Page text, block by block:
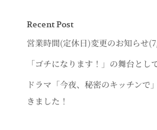
Recent Post
営業時間(定休日)変更のお知らせ
「ゴチになります！」の舞台とし
ドラマ「今夜、秘密のキッチンで
きました！